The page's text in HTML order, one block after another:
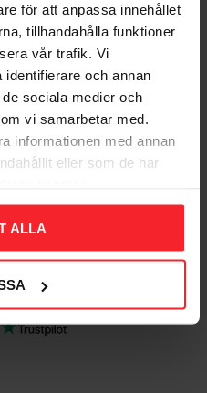
för att anpassa innehållet
tillhandahålla funktioner
vår trafik. Vi
och annan
sociala medier och
vi samarbetar med.
informationen med annan
eller som de har
ALLA